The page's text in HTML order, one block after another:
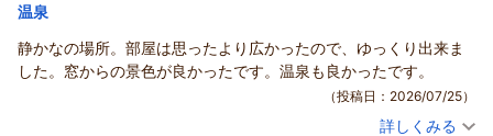
果的にホテルのレストランに入り皆で食べましたが、こちらも美
味しく満足でした。
このたびの滞在中はあちこち観光もさせて貰いましたが、疲れも
溜まらずゆったり元気に過ごせました。またこの地域に滞在する
この度は当ホテルのご利用、また口コミにご投稿頂きまして誠
にありがとうございます。
お褒めの言葉を頂き私共も大変嬉しく、これからもお客様によ
温泉
静かなの場所。部屋は思ったより広かったので、ゆっくり出来ま
した。窓からの景色が良かったです。温泉も良かったです。
（投稿日：2026/07/25）
詳しくみる